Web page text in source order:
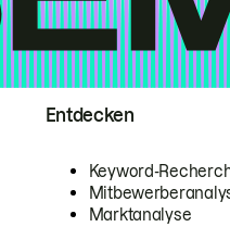
Entdecken
Keyword-
Marktanalyse